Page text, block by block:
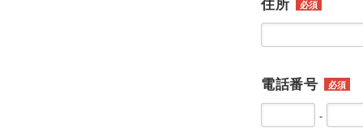
住所 必須
電話番号 必須
-